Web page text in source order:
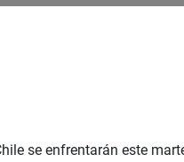
se enfrentarán este